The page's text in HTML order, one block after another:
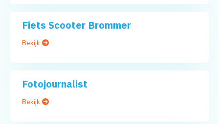
Fiets Scooter Brommer
Bekijk
Fotojournalist
Bekijk